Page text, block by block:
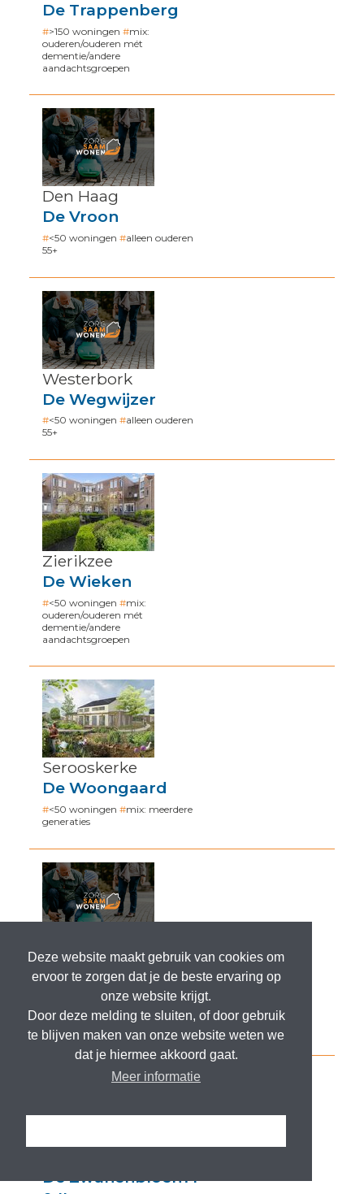
Deze website maakt gebruik van cookies om
ervoor te zorgen dat je de beste ervaring op
onze website krijgt.
Door deze melding te sluiten, of door gebruik
te blijven maken van onze website weten we
dat je hiermee akkoord gaat.
Meer informatie